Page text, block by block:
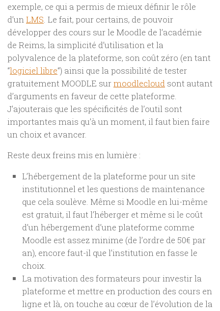
exemple, ce qui a permis de mieux définir le rôle
d’unLMS. Le fait, pour certains, de pouvoir
développer des cours sur le Moodle de l’académie
de Reims, la simplicité d’utilisation et la
polyvalence de la plateforme, son coût zéro (en tant
“logiciel libre“) ainsi que la possibilité de tester
gratuitement MOODLE surmoodlecloud sont autant
d’arguments en faveur de cette plateforme.
J’ajouterais que les spécificités de l’outil sont
importantes mais qu’à un moment, il faut bien faire
un choix et avancer.
Reste deux freins mis en lumière :
L’hébergement de la plateforme pour un site
institutionnel et les questions de maintenance
que cela soulève. Même si Moodle en lui-même
est gratuit, il faut l’héberger et même si le coût
d’un hébergement d’une plateforme comme
Moodle est assez minime (de l’ordre de 50€ par
an), encore faut-il que l’institution en fasse le
choix.
La motivation des formateurs pour investir la
plateforme et mettre en production des cours en
ligne et là, on touche au cœur de l’évolution de la